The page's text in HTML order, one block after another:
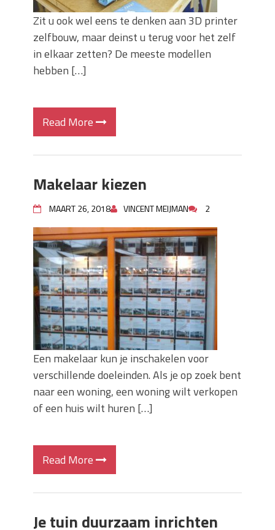
Zit u ook wel eens te denken aan 3D printer
zelfbouw, maar deinst u terug voor het zelf
in elkaar zetten? De meeste modellen
hebben […]
Read More
Makelaar kiezen
MAART 26, 2018 VINCENT MEIJMAN 2
Een makelaar kun je inschakelen voor
verschillende doeleinden. Als je op zoek bent
naar een woning, een woning wilt verkopen
of een huis wilt huren […]
Read More
Je tuin duurzaam inrichten